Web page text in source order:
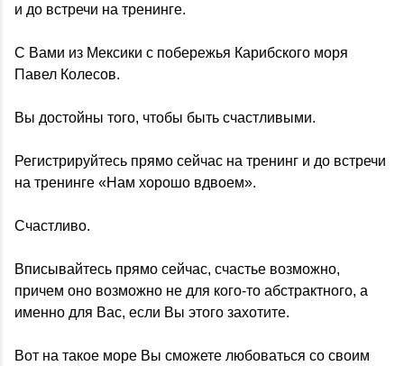
и до встречи на тренинге.
С Вами из Мексики с побережья Карибского моря
Павел Колесов.
Вы достойны того, чтобы быть счастливыми.
Регистрируйтесь прямо сейчас на тренинг и до встречи
на тренинге «Нам хорошо вдвоем».
Счастливо.
Вписывайтесь прямо сейчас, счастье возможно,
причем оно возможно не для кого-то абстрактного, а
именно для Вас, если Вы этого захотите.
Вот на такое море Вы сможете любоваться со своим